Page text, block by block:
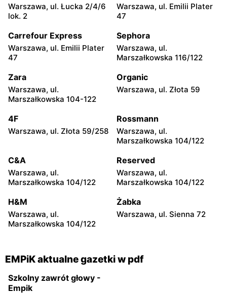
EMPiK
22
EMPiK
EMPiK
Emila Fieldorfa Nila 41
EMPiK
EMPiK
Śląskich 106
EMPiK
20
EMPiK
25
EMPiK
Ostrobramska 75C
EMPiK
Tadeusza Pełczyńskiego 14
EMPiK
EMPiK EMPiK
Warszawa, ul. Łucka 2/4/6
lok. 2
Warszawa, ul. Emilii Plater
47
Carrefour Express
Warszawa, ul. Emilii Plater
47
Sephora
Warszawa, ul.
Marszałkowska 116/122
Zara
Warszawa, ul.
Marszałkowska 104-122
Organic
Warszawa, ul. Złota 59
4F
Warszawa, ul. Złota 59/258
Rossmann
Warszawa, ul.
Marszałkowska 104/122
C&A
Warszawa, ul.
Marszałkowska 104/122
Reserved
Warszawa, ul.
Marszałkowska 104/122
H&M
Warszawa, ul.
Marszałkowska 104/122
Żabka
Warszawa, ul. Sienna 72
EMPiK aktualne gazetki w pdf
Szkolny zawrót głowy -
Empik